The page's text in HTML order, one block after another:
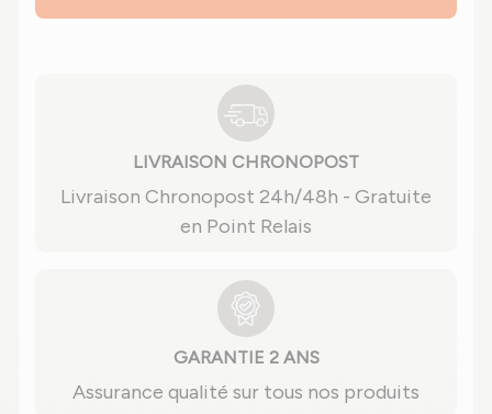
LIVRAISON CHRONOPOST
Livraison Chronopost 24h/48h - Gratuite
en Point Relais
GARANTIE 2 ANS
Assurance qualité sur tous nos produits